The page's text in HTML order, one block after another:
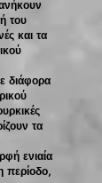
του
και τα
διάφορα
τα
ενιαία
περίοδο,